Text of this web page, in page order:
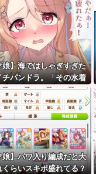
娘】海ではしゃぎすぎた
チパンドラ。「その水着
おんぶはマズイ…」
娘】パワ入り編成だと大
くらいスキポ盛れてる？